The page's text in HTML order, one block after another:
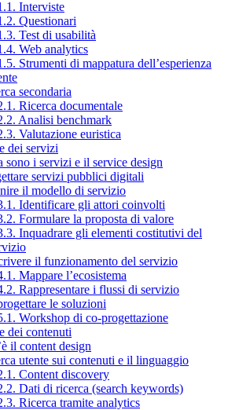
Interviste
Questionari
Test di usabilità
Web analytics
Strumenti di mappatura dell’esperienza
secondaria
Ricerca documentale
Analisi benchmark
Valutazione euristica
dei servizi
sono i servizi e il service design
servizi pubblici digitali
il modello di servizio
Identificare gli attori coinvolti
Formulare la proposta di valore
Inquadrare gli elementi costitutivi del
il funzionamento del servizio
Mappare l’ecosistema
Rappresentare i flussi di servizio
le soluzioni
Workshop di co-progettazione
dei contenuti
il content design
utente sui contenuti e il linguaggio
Content discovery
Dati di ricerca (search keywords)
Ricerca tramite analytics